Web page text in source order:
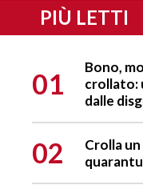
PIÙ LETTI
01
Bono,
crollato:
dalle
02
Crolla